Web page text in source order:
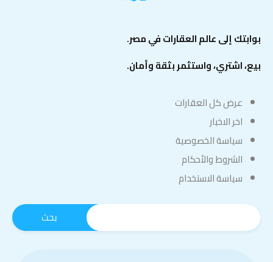
بوابتك إلى عالم العقارات في مصر.
بيع، اشتري، واستثمر بثقة وأمان.
عرض كل العقارات
اخر الاخبار
سياسة الخصوصية
الشروط والأحكام
سياسة الاستخدام